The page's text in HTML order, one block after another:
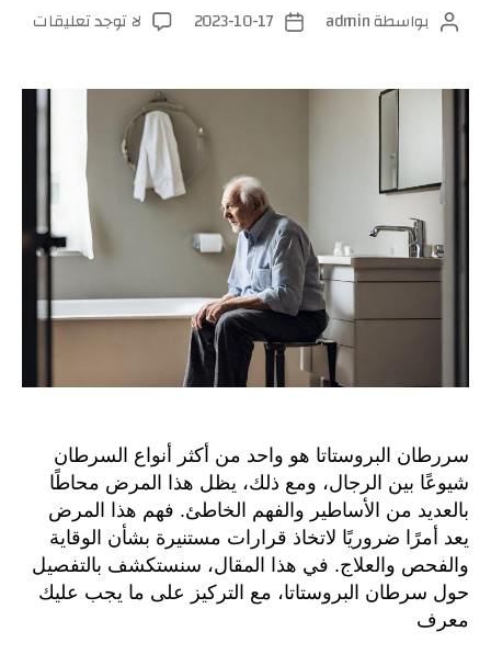
كاتببواسطةadmin
تاريخ2023-10-17 لا توجد تعليقاتعلى
عليك
سررطان البروستاتا هو واحد من أكثر أنواع السرطان
شيوعًا بين الرجال، ومع ذلك، يظل هذا المرض محاطًا
بالعديد من الأساطير والفهم الخاطئ. فهم هذا المرض
يعد أمرًا ضروريًا لاتخاذ قرارات مستنيرة بشأن الوقاية
والفحص والعلاج. في هذا المقال، سنستكشف بالتفصيل
حول سرطان البروستاتا، مع التركيز على ما يجب عليك
معرف